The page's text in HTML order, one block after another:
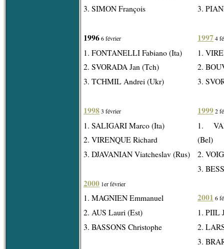
3. SIMON François
1996 6 février
1. FONTANELLI Fabiano (Ita)
2. SVORADA Jan (Tch)
3. TCHMIL Andrei (Ukr)
1998 3 février
1. SALIGARI Marco (Ita)
2. VIRENQUE Richard
3. DJAVANIAN Viatcheslav (Rus)
2000 1er février
1. MAGNIEN Emmanuel
2. AUS Lauri (Est)
3. BASSONS Christophe
3.
1997 4
1.
2.
3.
1999 2
1.
(Bel)
2.
3.
2001 6
1. PIIL
2.
3.